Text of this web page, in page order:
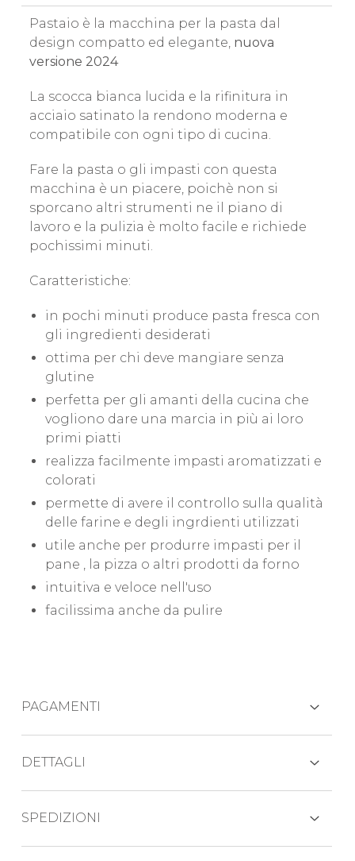
Pastaio è la macchina per la pasta dal
design compatto ed elegante, nuova
versione 2024
La scocca bianca lucida e la rifinitura in
acciaio satinato la rendono moderna e
compatibile con ogni tipo di cucina.
Fare la pasta o gli impasti con questa
macchina è un piacere, poichè non si
sporcano altri strumenti ne il piano di
lavoro e la pulizia è molto facile e richiede
pochissimi minuti.
Caratteristiche:
in pochi minuti produce pasta fresca con
gli ingredienti desiderati
ottima per chi deve mangiare senza
glutine
perfetta per gli amanti della cucina che
vogliono dare una marcia in più ai loro
primi piatti
realizza facilmente impasti aromatizzati e
colorati
permette di avere il controllo sulla qualità
delle farine e degli ingrdienti utilizzati
utile anche per produrre impasti per il
pane , la pizza o altri prodotti da forno
intuitiva e veloce nell'uso
facilissima anche da pulire
PAGAMENTI
DETTAGLI
pasta?
SPEDIZIONI